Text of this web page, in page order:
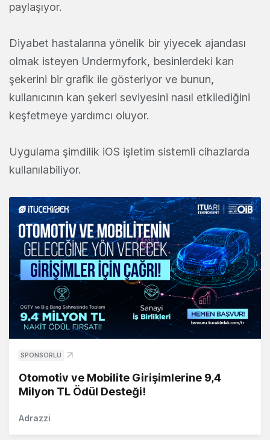
paylaşıyor.
Diyabet hastalarına yönelik bir yiyecek ajandası
olmak isteyen Undermyfork, besinlerdeki kan
şekerini bir grafik ile gösteriyor ve bunun,
kullanıcının kan şekeri seviyesini nasıl etkilediğini
keşfetmeye yardımcı oluyor.
Uygulama şimdilik iOS işletim sistemli cihazlarda
kullanılabiliyor.
SPONSORLU
Otomotiv ve Mobilite Girişimlerine 9,4
Milyon TL Ödül Desteği!
Adrazzi